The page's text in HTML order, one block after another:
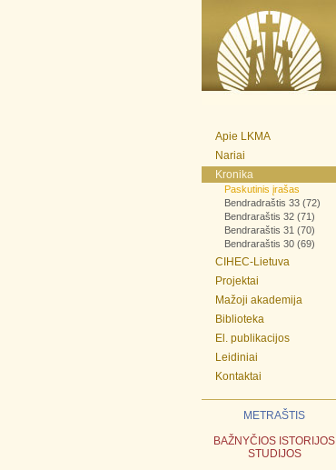
Apie LKMA
Nariai
Kronika
Paskutinis įrašas
Bendradraštis 33 (72)
Bendraraštis 32 (71)
Bendraraštis 31 (70)
Bendraraštis 30 (69)
CIHEC-Lietuva
Projektai
Mažoji akademija
Biblioteka
El. publikacijos
Leidiniai
Kontaktai
METRAŠTIS
BAŽNYČIOS ISTORIJOS
STUDIJOS